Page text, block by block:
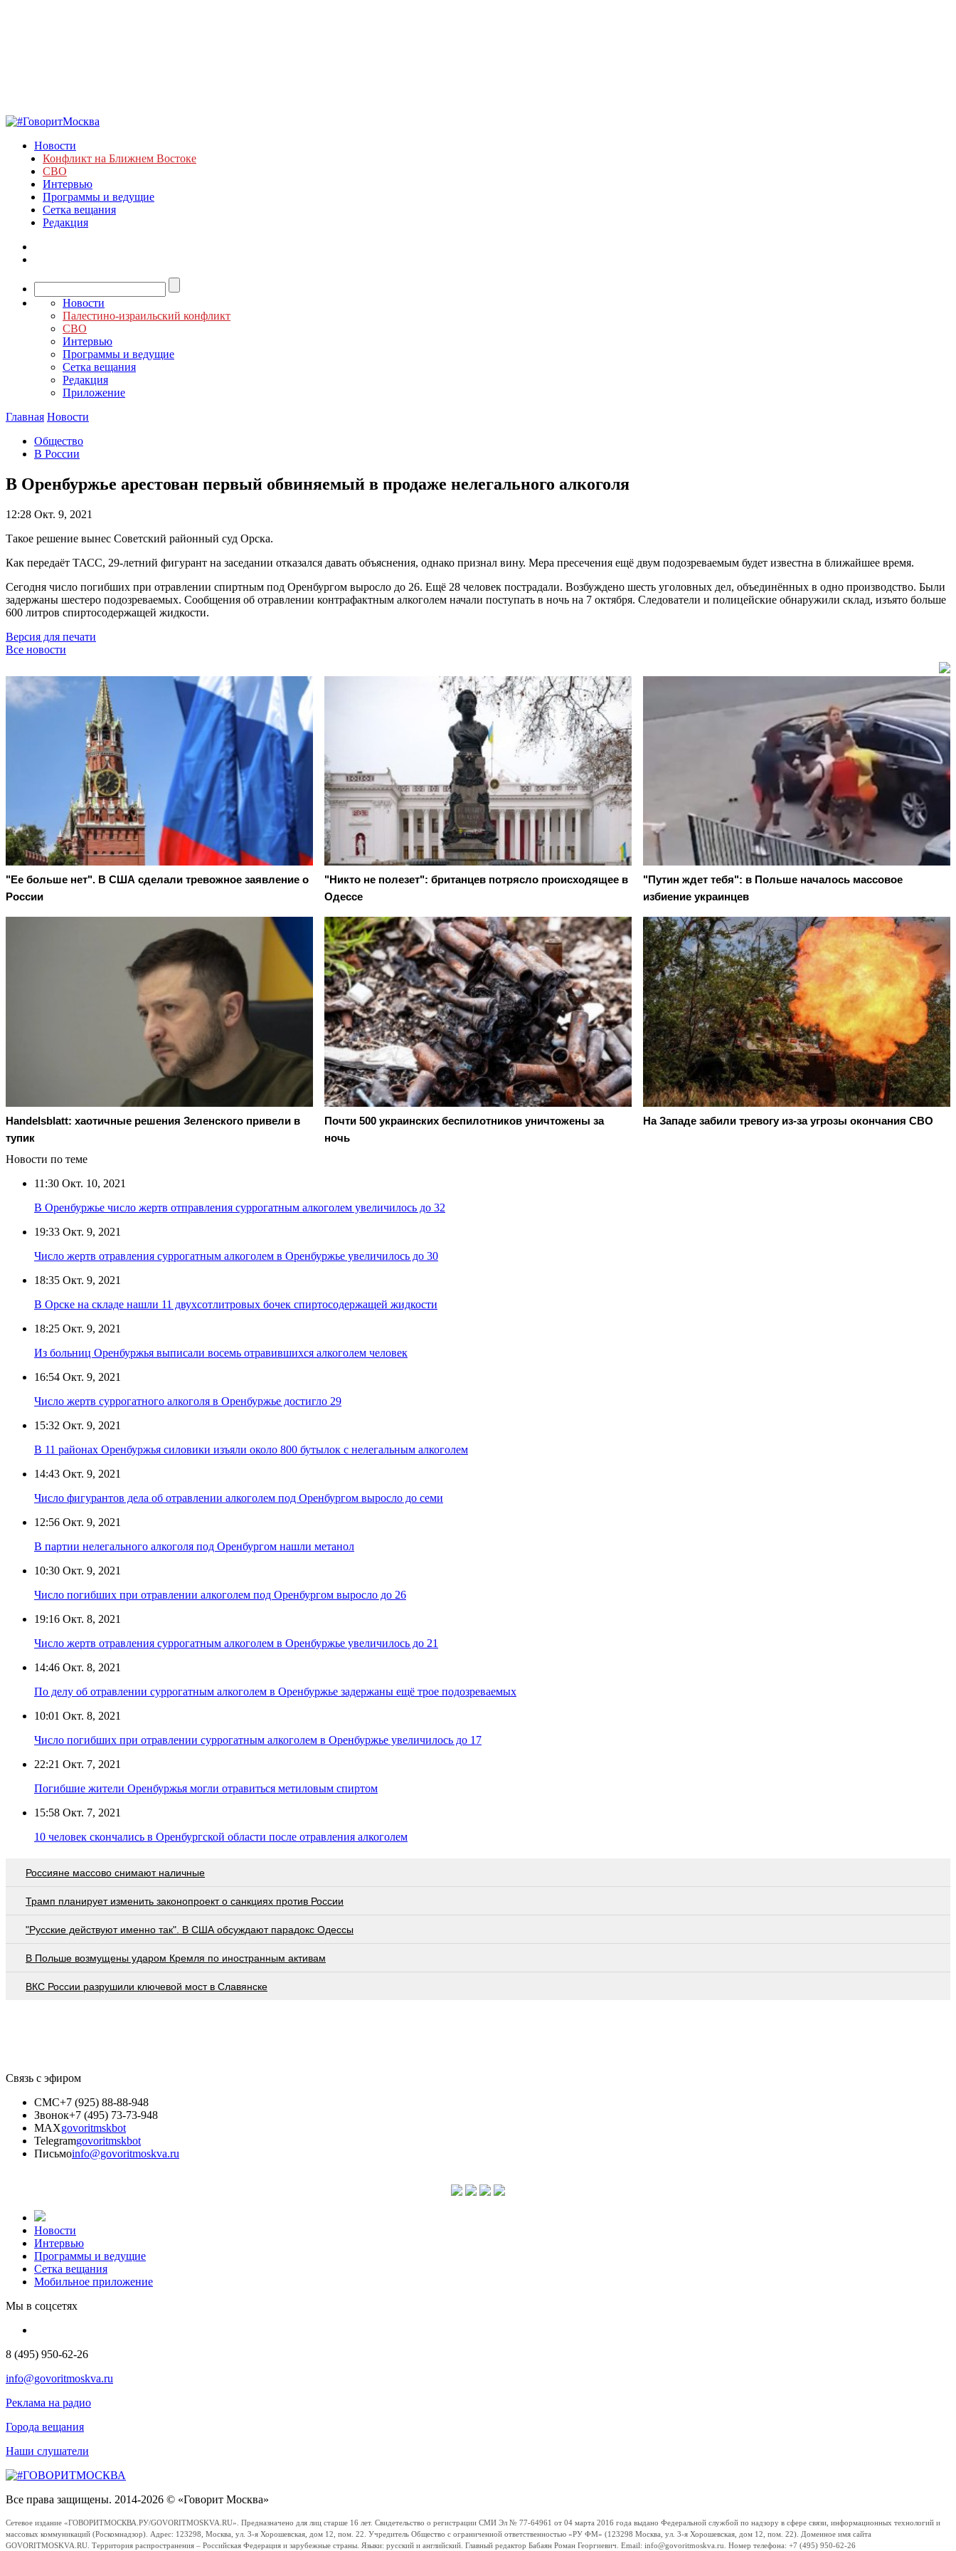
Новости
Конфликт на Ближнем Востоке
СВО
Интервью
Программы и ведущие
Сетка вещания
Редакция
Новости
Палестино-израильский конфликт
СВО
Интервью
Программы и ведущие
Сетка вещания
Редакция
Приложение
Главная Новости
Общество
В России
В Оренбуржье арестован первый обвиняемый в продаже нелегального алкоголя
12:28 Окт. 9, 2021
Такое решение вынес Советский районный суд Орска.
Как передаёт ТАСС, 29-летний фигурант на заседании отказался давать объяснения, однако признал вину. Мера пресечения ещё двум подозреваемым будет известна в ближайшее время.
Сегодня число погибших при отравлении спиртным под Оренбургом выросло до 26. Ещё 28 человек пострадали. Возбуждено шесть уголовных дел, объединённых в одно производство. Были
задержаны шестеро подозреваемых. Сообщения об отравлении контрафактным алкоголем начали поступать в ночь на 7 октября. Следователи и полицейские обнаружили склад, изъято больше
600 литров спиртосодержащей жидкости.
Версия для печати
Все новости
"Ее больше нет". В США сделали тревожное заявление о
России
"Никто не полезет": британцев потрясло происходящее в
Одессе
"Путин ждет тебя": в Польше началось массовое
избиение украинцев
Handelsblatt: хаотичные решения Зеленского привели в
тупик
Почти 500 украинских беспилотников уничтожены за
ночь
На Западе забили тревогу из-за угрозы окончания СВО
Новости по теме
11:30 Окт. 10, 2021
В Оренбуржье число жертв отправления суррогатным алкоголем увеличилось до 32
19:33 Окт. 9, 2021
Число жертв отравления суррогатным алкоголем в Оренбуржье увеличилось до 30
18:35 Окт. 9, 2021
В Орске на складе нашли 11 двухсотлитровых бочек спиртосодержащей жидкости
18:25 Окт. 9, 2021
Из больниц Оренбуржья выписали восемь отравившихся алкоголем человек
16:54 Окт. 9, 2021
Число жертв суррогатного алкоголя в Оренбуржье достигло 29
15:32 Окт. 9, 2021
В 11 районах Оренбуржья силовики изъяли около 800 бутылок с нелегальным алкоголем
14:43 Окт. 9, 2021
Число фигурантов дела об отравлении алкоголем под Оренбургом выросло до семи
12:56 Окт. 9, 2021
В партии нелегального алкоголя под Оренбургом нашли метанол
10:30 Окт. 9, 2021
Число погибших при отравлении алкоголем под Оренбургом выросло до 26
19:16 Окт. 8, 2021
Число жертв отравления суррогатным алкоголем в Оренбуржье увеличилось до 21
14:46 Окт. 8, 2021
По делу об отравлении суррогатным алкоголем в Оренбуржье задержаны ещё трое подозреваемых
10:01 Окт. 8, 2021
Число погибших при отравлении суррогатным алкоголем в Оренбуржье увеличилось до 17
22:21 Окт. 7, 2021
Погибшие жители Оренбуржья могли отравиться метиловым спиртом
15:58 Окт. 7, 2021
10 человек скончались в Оренбургской области после отравления алкоголем
Россияне массово снимают наличные
Трамп планирует изменить законопроект о санкциях против России
"Русские действуют именно так". В США обсуждают парадокс Одессы
В Польше возмущены ударом Кремля по иностранным активам
ВКС России разрушили ключевой мост в Славянске
Связь с эфиром
СМС+7 (925) 88-88-948
Звонок+7 (495) 73-73-948
MAXgovoritmskbot
Telegramgovoritmskbot
Письмоinfo@govoritmoskva.ru
Новости
Интервью
Программы и ведущие
Сетка вещания
Мобильное приложение
Мы в соцсетях
8 (495) 950-62-26
info@govoritmoskva.ru
Реклама на радио
Города вещания
Наши слушатели
Все права защищены. 2014-2026 © «Говорит Москва»
Сетевое издание «ГОВОРИТМОСКВА.РУ/GOVORITMOSKVA.RU». Предназначено для лиц старше 16 лет. Свидетельство о регистрации СМИ Эл № 77-64961 от 04 марта 2016 года выдано Федеральной службой по надзору в сфере связи, информационных технологий и
массовых коммуникаций (Роскомнадзор). Адрес: 123298, Москва, ул. 3-я Хорошевская, дом 12, пом. 22. Учредитель Общество с ограниченной ответственностью «РУ ФМ» (123298 Москва, ул. 3-я Хорошевская, дом 12, пом. 22). Доменное имя сайта
GOVORITMOSKVA.RU. Территория распространения – Российская Федерация и зарубежные страны. Языки: русский и английский. Главный редактор Бабаян Роман Георгиевич. Email: info@govoritmoskva.ru. Номер телефона: +7 (495) 950-62-26